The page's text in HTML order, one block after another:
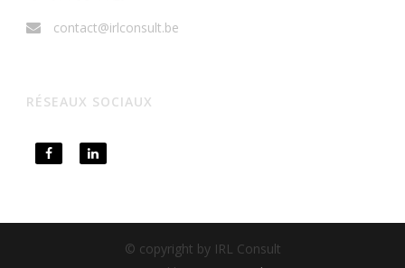
contact@irlconsult.be
RÉSEAUX SOCIAUX
© copyright by IRL Consult